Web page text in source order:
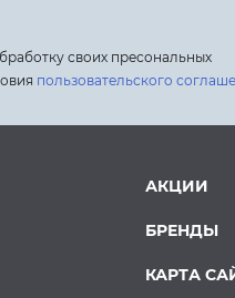
своих пресональных
пользовательского
АКЦИИ
БРЕНДЫ
КАРТА